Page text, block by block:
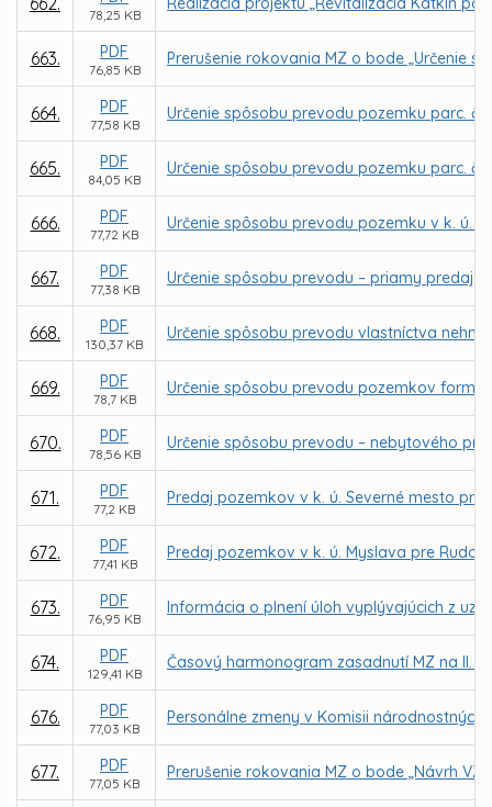
78,25 KB
663. PDF
76,85 KB
Prerušenie rokovania MZ o bode „Určenie
664. PDF
77,58 KB
Určenie spôsobu prevodu pozemku parc.
665. PDF
84,05 KB
Určenie spôsobu prevodu pozemku parc.
666. PDF
77,72 KB
Určenie spôsobu prevodu pozemku v k. ú.
667. PDF
77,38 KB
Určenie spôsobu prevodu – priamy predaj
668. PDF
130,37 KB
Určenie spôsobu prevodu vlastníctva
669. PDF
78,7 KB
Určenie spôsobu prevodu pozemkov
670. PDF
78,56 KB
Určenie spôsobu prevodu – nebytového
671. PDF
77,2 KB
Predaj pozemkov v k. ú. Severné mesto pre
672. PDF
77,41 KB
Predaj pozemkov v k. ú. Myslava pre
673. PDF
76,95 KB
Informácia o plnení úloh vyplývajúcich z
674. PDF
129,41 KB
Časový harmonogram zasadnutí MZ na II.
676. PDF
77,03 KB
Personálne zmeny v Komisii národnostných
677. PDF
77,05 KB
Prerušenie rokovania MZ o bode „Návrh